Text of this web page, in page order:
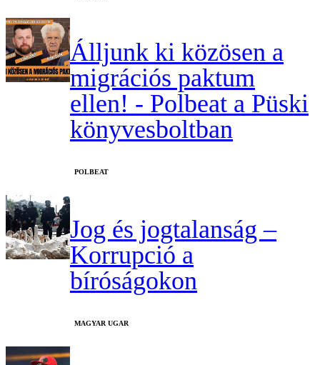
Álljunk ki közösen a
migrációs paktum
ellen! - Polbeat a Püski
könyvesboltban
‎POLBEAT
Jog és jogtalanság –
Korrupció a
bíróságokon
MAGYAR UGAR